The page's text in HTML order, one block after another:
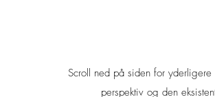
Scroll ned på siden for
perspektiv og den